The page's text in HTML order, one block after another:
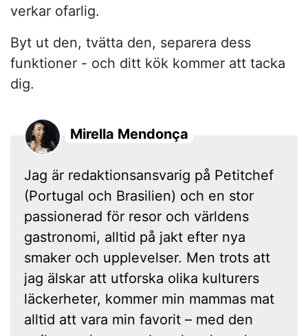
verkar ofarlig.
Byt ut den, tvätta den, separera dess
funktioner - och ditt kök kommer att tacka
dig.
Mirella Mendonça
Jag är redaktionsansvarig på Petitchef
(Portugal och Brasilien) och en stor
passionerad för resor och världens
gastronomi, alltid på jakt efter nya
smaker och upplevelser. Men trots att
jag älskar att utforska olika kulturers
läckerheter, kommer min mammas mat
alltid att vara min favorit – med den